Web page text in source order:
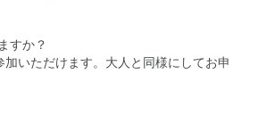
すか？
いただけます。大人と同様にしてお申